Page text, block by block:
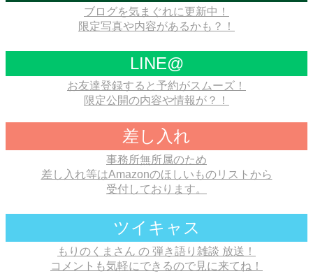
ブログを気まぐれに更新中！
限定写真や内容があるかも？！
LINE@
お友達登録すると予約がスムーズ！
限定公開の内容や情報が？！
差し入れ
事務所無所属のため
差し入れ等はAmazonのほしいものリストから
受付しております。
ツイキャス
もりのくまさん の 弾き語り雑談 放送！
コメントも気軽にできるので見に来てね！